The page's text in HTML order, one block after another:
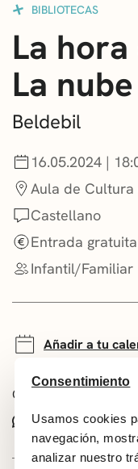
Consentimiento
Usamos cookies
navegación,
analizar nuestro
NOTICIAS
GETXO
ASOCIACIONES
BIBLIOTECAS
La
La
Beldebil
16.05.2024 |
Aula de Cultura
Castellano
Entrada gratuita
Infantil/Familiar
Añadir a tu
Comparte este evento:
Whatsapp